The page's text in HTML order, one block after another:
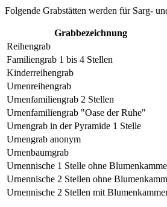
Folgende Grabstätten werden für Sarg-
Grabbezeichnung
Reihengrab
Familiengrab 1 bis 4 Stellen
Kinderreihengrab
Urnenreihengrab
Urnenfamiliengrab 2 Stellen
Urnenfamiliengrab "Oase der Ruhe"
Urnengrab in der Pyramide 1 Stelle
Urnengrab anonym
Urnenbaumgrab
Urnennische 1 Stelle ohne
Urnennische 2 Stellen ohne
Urnennische 2 Stellen mit